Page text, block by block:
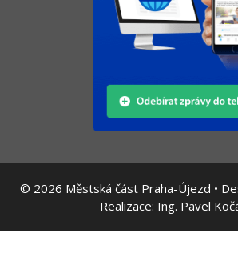
© 2026 Městská část Praha-Újezd •
Realizace: Ing. Pavel